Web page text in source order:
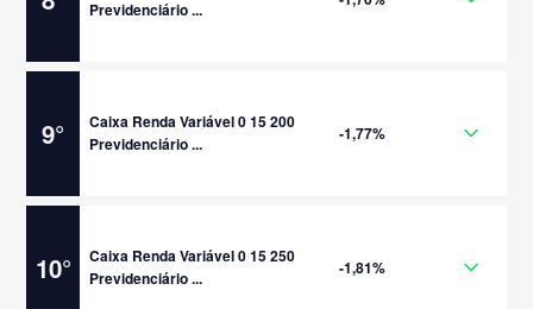
Previdenciário ...
9°
Caixa Renda Variável 0 15 200
Previdenciário ...
-1,77%
10°
Caixa Renda Variável 0 15 250
Previdenciário ...
-1,81%